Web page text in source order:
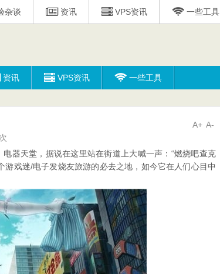
杂谈 资讯 VPS资讯 一些工具
资讯 VPS资讯 一些工具
A-
A+
器天堂，据说在这里站在街道上大喊一声：“燃烧吧查克
戏迷/电子发烧友旅游的必去之地，如今它在人们心目中